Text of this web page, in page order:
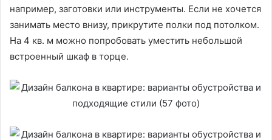
например, заготовки или инструменты. Если не хочется
занимать место внизу, прикрутите полки под потолком.
На 4 кв. м можно попробовать уместить небольшой
встроенный шкаф в торце.